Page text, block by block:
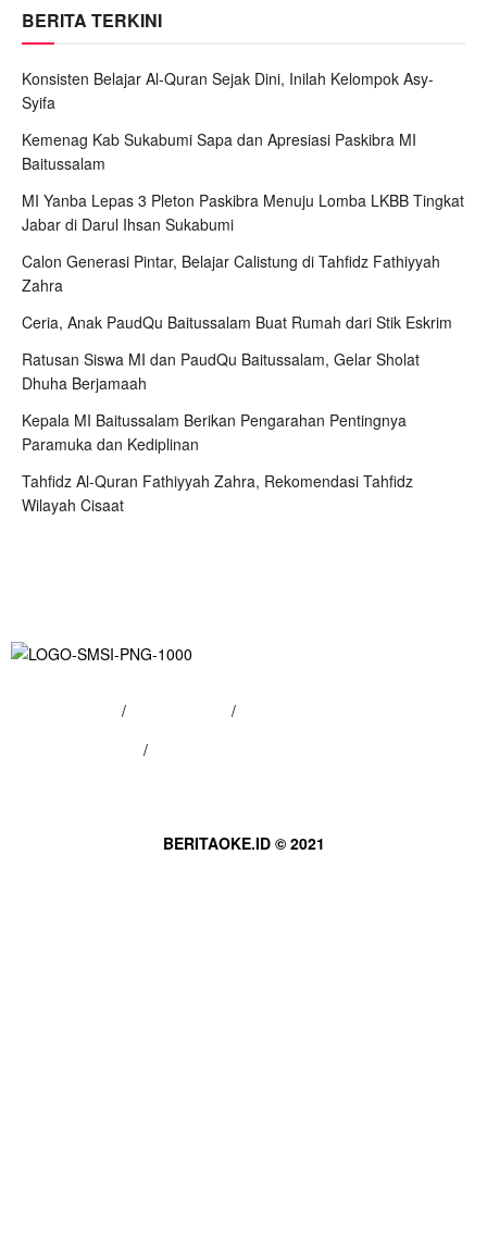
BERITA TERKINI
Konsisten Belajar Al-Quran Sejak Dini, Inilah Kelompok Asy-
Syifa
Kemenag Kab Sukabumi Sapa dan Apresiasi Paskibra MI
Baitussalam
MI Yanba Lepas 3 Pleton Paskibra Menuju Lomba LKBB Tingkat
Jabar di Darul Ihsan Sukabumi
Calon Generasi Pintar, Belajar Calistung di Tahfidz Fathiyyah
Zahra
Ceria, Anak PaudQu Baitussalam Buat Rumah dari Stik Eskrim
Ratusan Siswa MI dan PaudQu Baitussalam, Gelar Sholat
Dhuha Berjamaah
Kepala MI Baitussalam Berikan Pengarahan Pentingnya
Paramuka dan Kediplinan
Tahfidz Al-Quran Fathiyyah Zahra, Rekomendasi Tahfidz
Wilayah Cisaat
/
/
/
BERITAOKE.ID © 2021